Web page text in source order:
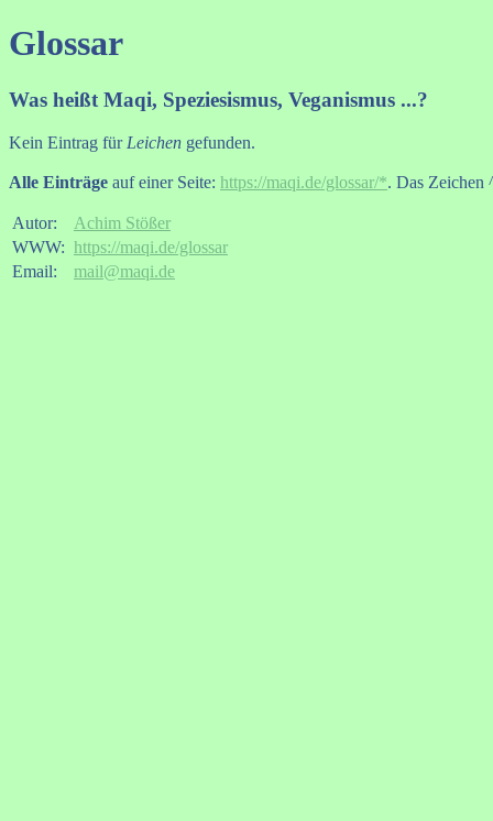
Glossar
Was heißt Maqi, Speziesismus, Veganismus ...?
Kein Eintrag für Leichen gefunden.
Alle Einträge auf einer Seite: https://maqi.de/glossar/*. Das Zeichen
Autor:
Achim Stößer
WWW: https://maqi.de/glossar
Email:
mail@maqi.de